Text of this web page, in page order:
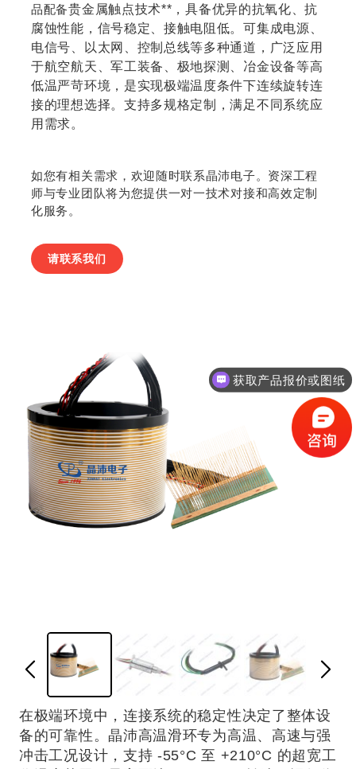
品配备贵金属触点技术**，具备优异的抗氧化、抗
腐蚀性能，信号稳定、接触电阻低。可集成电源、
电信号、以太网、控制总线等多种通道，广泛应用
于航空航天、军工装备、极地探测、冶金设备等高
低温严苛环境，是实现极端温度条件下连续旋转连
接的理想选择。支持多规格定制，满足不同系统应
用需求。
如您有相关需求，欢迎随时联系晶沛电子。资深工程
师与专业团队将为您提供一对一技术对接和高效定制
化服务。
请联系我们
在极端环境中，连接系统的稳定性决定了整体设
备的可靠性。晶沛高温滑环专为高温、高速与强
冲击工况设计，支持 -55°C 至 +210°C 的超宽工
获取产品报价或图纸